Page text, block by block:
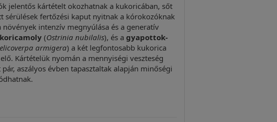
jelentős kártételt okozhatnak a kukoricában, sőt
sérülések fertőzési kaput nyitnak a kórokozóknak
növények intenzív megnyúlása és a generatív
(Ostrinia nubilalis), és agyapottok-
armigera) a két legfontosabb kukorica
Kártételük nyomán a mennyiségi veszteség
aszályos évben tapasztaltak alapján minőségi